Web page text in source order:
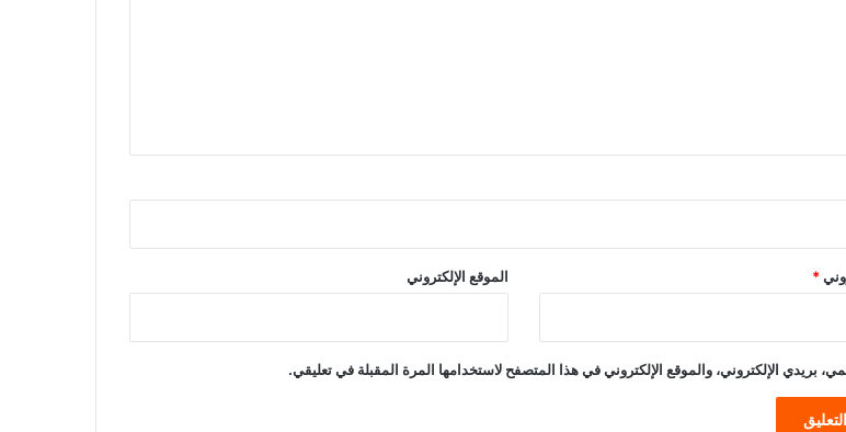
* الموقع الإلكتروني
بريدي الإلكتروني، والموقع الإلكتروني في هذا المتصفح لاستخدامها المرة المقبلة في تعليقي.